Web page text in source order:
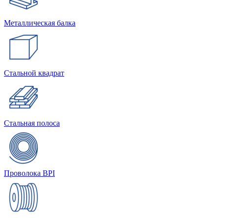
Металлическая балка
Стальной квадрат
Стальная полоса
Проволока BPI